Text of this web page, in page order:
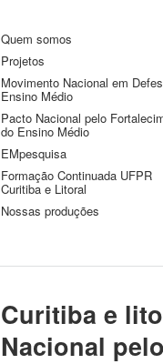
Quem somos
Projetos
Movimento Nacional em
Ensino Médio
Pacto Nacional pelo
do Ensino Médio
EMpesquisa
Formação Continuada UFPR
Curitiba e Litoral
Nossas produções
Curitiba e
Nacional